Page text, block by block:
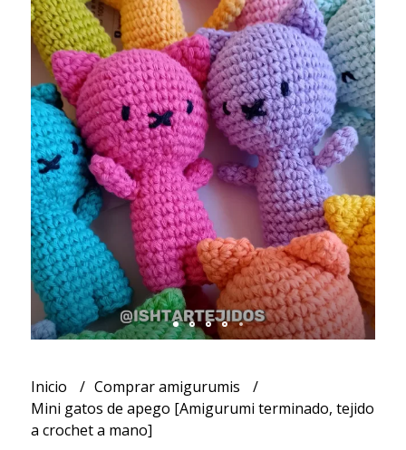
Inicio
Comprar amigurumis
Mini gatos de apego [Amigurumi terminado, tejido
a crochet a mano]